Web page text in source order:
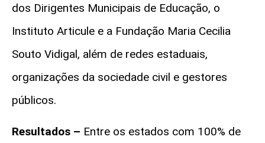
dos Dirigentes Municipais de Educação, o
Instituto Articule e a Fundação Maria Cecilia
Souto Vidigal, além de redes estaduais,
organizações da sociedade civil e gestores
públicos.
Resultados – Entre os estados com 100% de